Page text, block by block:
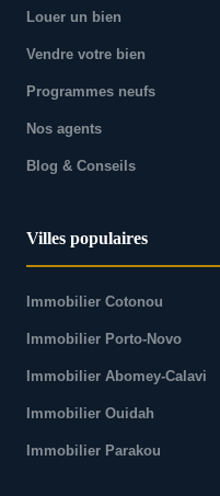
Louer un bien
Vendre votre bien
Programmes neufs
Nos agents
Blog & Conseils
Villes populaires
Immobilier Cotonou
Immobilier Porto-Novo
Immobilier Abomey-Calavi
Immobilier Ouidah
Immobilier Parakou